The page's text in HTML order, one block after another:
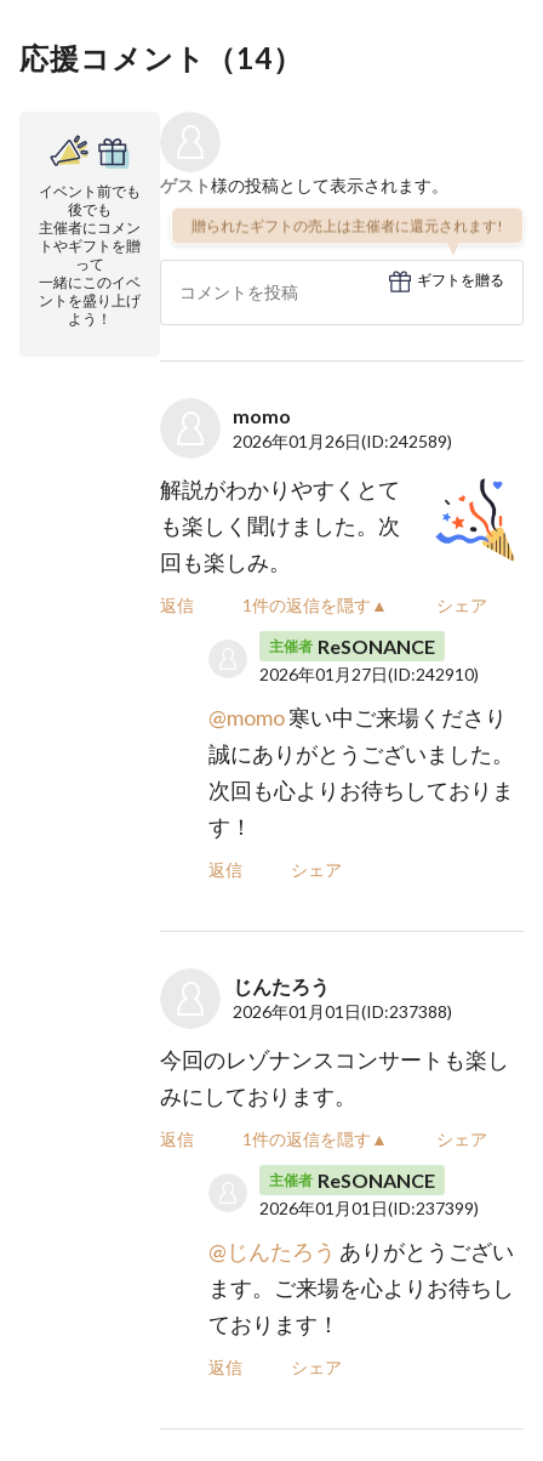
応援コメント（14）
イベント前でも
後でも
主催者にコメン
トやギフトを贈
って
一緒にこのイベ
ントを盛り上げ
よう！
ゲスト様の投稿として表示されます。
贈られたギフトの売上は主催者に還元されます!
ギフトを贈る
momo
2026年01月26日(ID:242589)
解説がわかりやすくとて
も楽しく聞けました。次
回も楽しみ。
返信 1件の返信を隠す▲ シェア
主催者 ReSONANCE
2026年01月27日(ID:242910)
@momo寒い中ご来場くださり
誠にありがとうございました。
次回も心よりお待ちしておりま
す！
返信 シェア
じんたろう
2026年01月01日(ID:237388)
今回のレゾナンスコンサートも楽し
みにしております。
返信 1件の返信を隠す▲ シェア
主催者 ReSONANCE
2026年01月01日(ID:237399)
@じんたろう ありがとうござい
ます。ご来場を心よりお待ちし
ております！
返信 シェア